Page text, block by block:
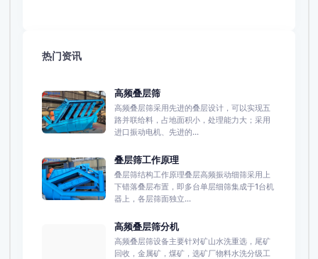
热门资讯
高频叠层筛
高频叠层筛采用先进的叠层设计，可以实现五
路并联给料，占地面积小，处理能力大；采用
进口振动电机、先进的...
叠层筛工作原理
叠层筛结构工作原理叠层高频振动细筛采用上
下错落叠层布置，即多台单层细筛集成于1台机
器上，各层筛面独立...
高频叠层筛分机
高频叠层筛设备主要针对矿山水洗重选，尾矿
回收，金属矿，煤矿，选矿厂物料水洗分级工